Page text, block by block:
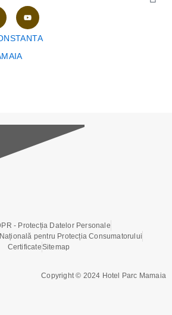
Y
o
u
- Protecția Datelor Personale
pentru Protecția Consumatorului
CertificateSitemap
Copyright © 2024 Hotel Parc Mamaia